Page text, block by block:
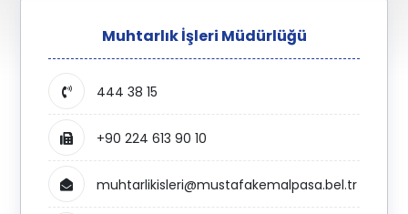
Muhtarlık İşleri Müdürlüğü
444 38 15
+90 224 613 90 10
muhtarlikisleri@mustafakemalpasa.bel.tr